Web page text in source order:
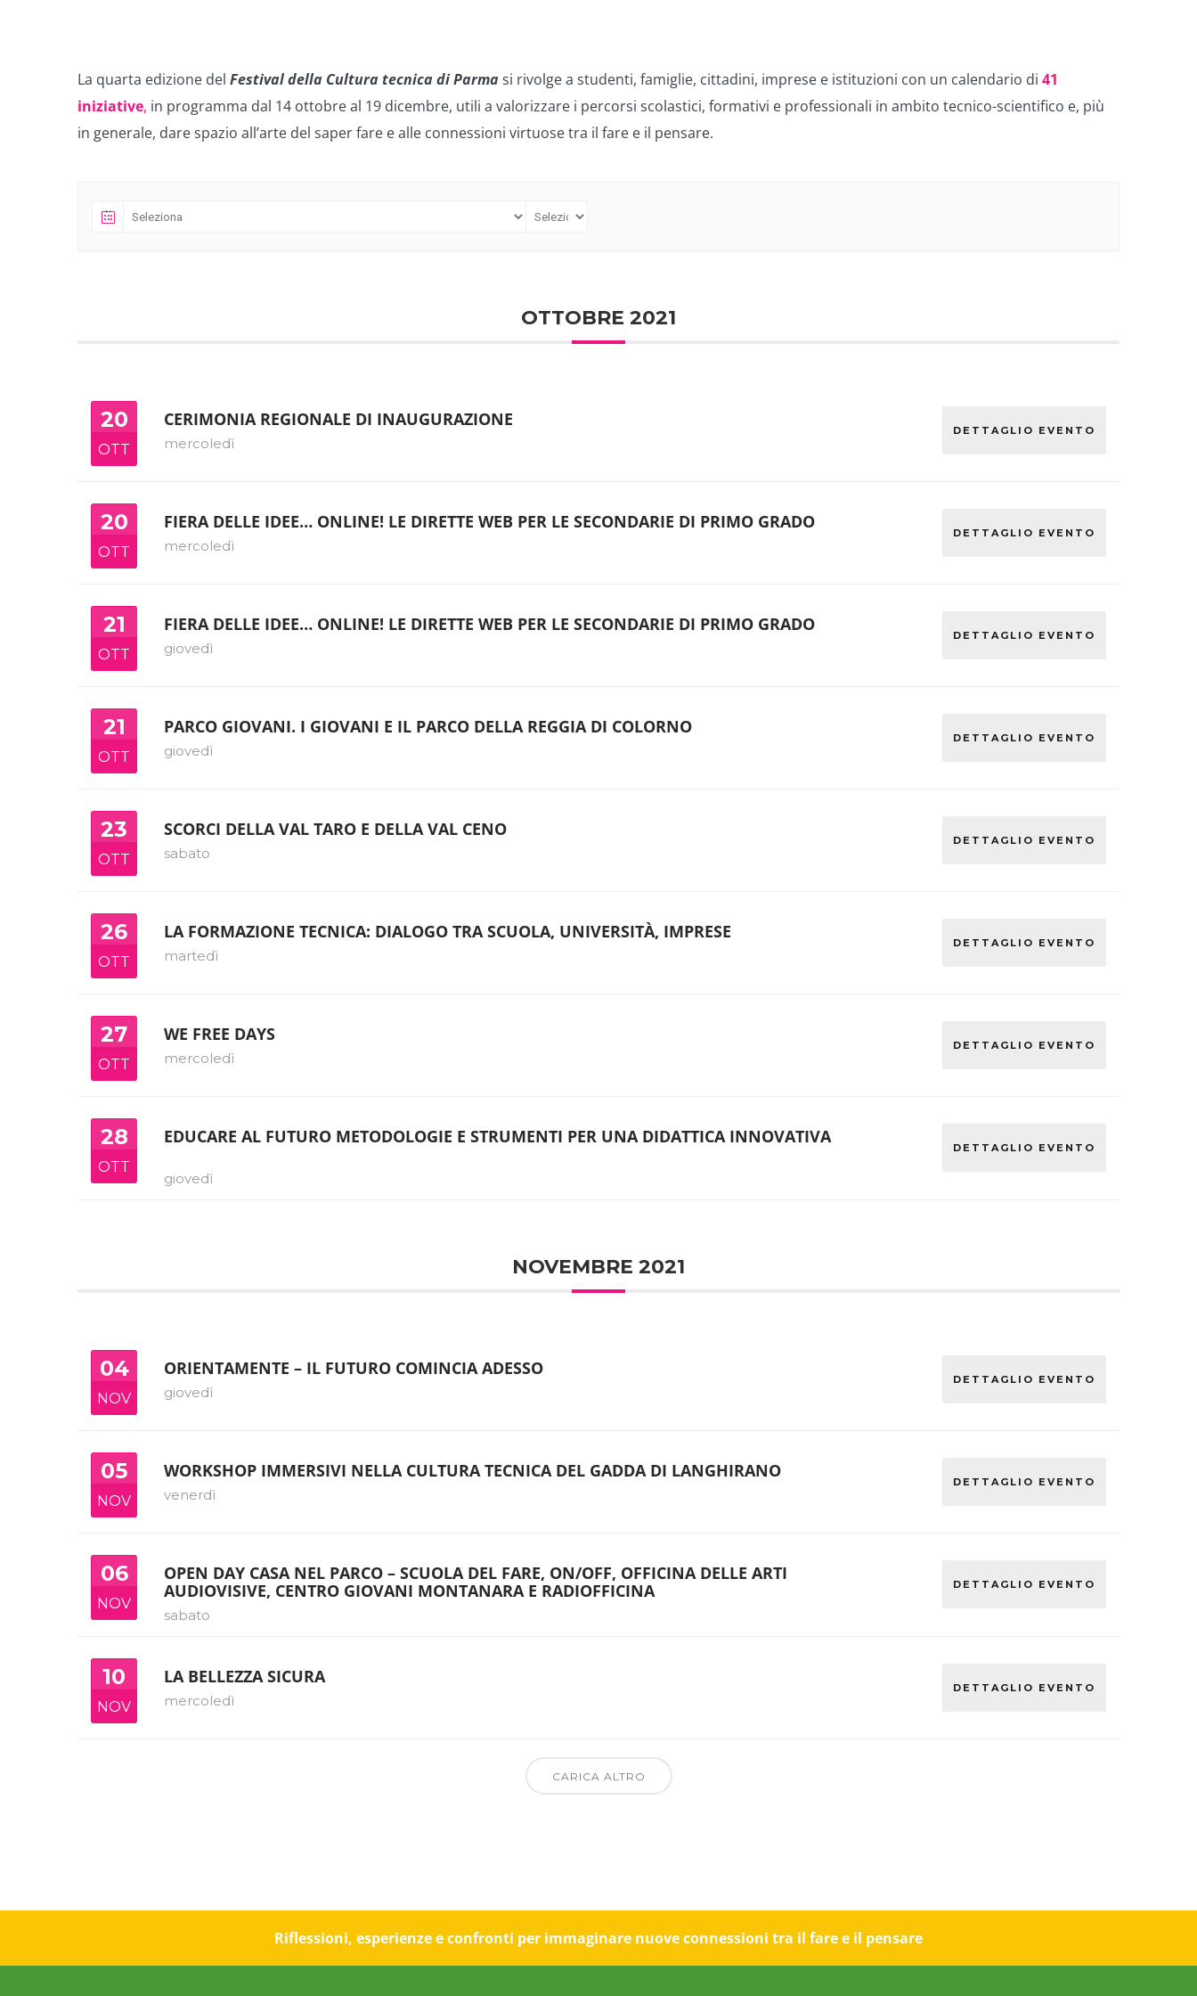
La quarta edizione del Festival della Cultura tecnica di Parmasi rivolge a studenti, famiglie, cittadini, imprese e istituzioni con un calendario di 41
iniziative, in programma dal 14 ottobre al 19 dicembre, utili a valorizzare i percorsi scolastici, formativi e professionali in ambito tecnico-scientifico e, più
in generale, dare spazio all’arte del saper fare e alle connessioni virtuose tra il fare e il pensare.
OTTOBRE 2021
20
OTT
CERIMONIA REGIONALE DI INAUGURAZIONE
mercoledì
DETTAGLIO EVENTO
20
OTT
FIERA DELLE IDEE… ONLINE! LE DIRETTE WEB PER LE SECONDARIE DI PRIMO GRADO
mercoledì
DETTAGLIO EVENTO
21
OTT
FIERA DELLE IDEE… ONLINE! LE DIRETTE WEB PER LE SECONDARIE DI PRIMO GRADO
giovedì
DETTAGLIO EVENTO
21
OTT
PARCO GIOVANI. I GIOVANI E IL PARCO DELLA REGGIA DI COLORNO
giovedì
DETTAGLIO EVENTO
23
OTT
SCORCI DELLA VAL TARO E DELLA VAL CENO
sabato
DETTAGLIO EVENTO
26
OTT
LA FORMAZIONE TECNICA: DIALOGO TRA SCUOLA, UNIVERSITÀ, IMPRESE
martedì
DETTAGLIO EVENTO
27
OTT
WE FREE DAYS
mercoledì
DETTAGLIO EVENTO
28
OTT
EDUCARE AL FUTURO METODOLOGIE E STRUMENTI PER UNA DIDATTICA INNOVATIVA
giovedì
DETTAGLIO EVENTO
NOVEMBRE 2021
04
NOV
ORIENTAMENTE – IL FUTURO COMINCIA ADESSO
giovedì
DETTAGLIO EVENTO
05
NOV
WORKSHOP IMMERSIVI NELLA CULTURA TECNICA DEL GADDA DI LANGHIRANO
venerdì
DETTAGLIO EVENTO
06
NOV
OPEN DAY CASA NEL PARCO – SCUOLA DEL FARE, ON/OFF, OFFICINA DELLE ARTI
AUDIOVISIVE, CENTRO GIOVANI MONTANARA E RADIOFFICINA
sabato
DETTAGLIO EVENTO
10
NOV
LA BELLEZZA SICURA
mercoledì
DETTAGLIO EVENTO
CARICA ALTRO
Riflessioni, esperienze e confronti per immaginare nuove connessioni tra il fare e il pensare